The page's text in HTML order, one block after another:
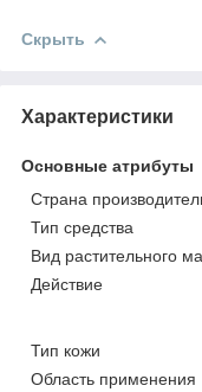
Скрыть
Характеристики
Основные атрибуты
Страна
Тип средства
Вид растительного
Действие
Тип кожи
Область применения